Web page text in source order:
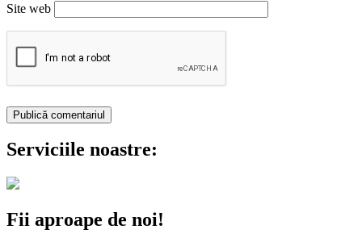
Site web
Serviciile noastre:
Fii aproape de noi!